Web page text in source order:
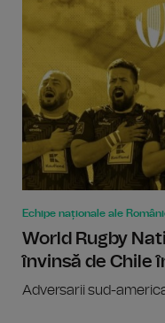
Echipe naționale ale
World Rugby
învinsă de Chile
Adversarii sud-